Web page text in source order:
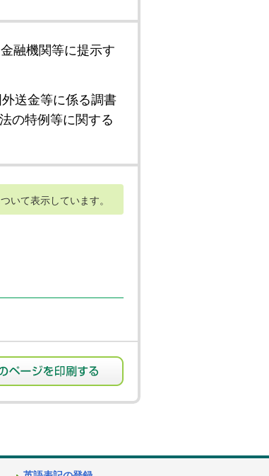
融機関等に提示す
送金等に係る調書
の特例等に関する
いて表示しています。